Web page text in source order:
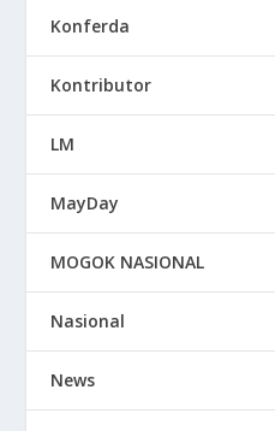
Konferda
Kontributor
LM
MayDay
MOGOK NASIONAL
Nasional
News